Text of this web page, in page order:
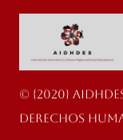
© {2020}
Derechos